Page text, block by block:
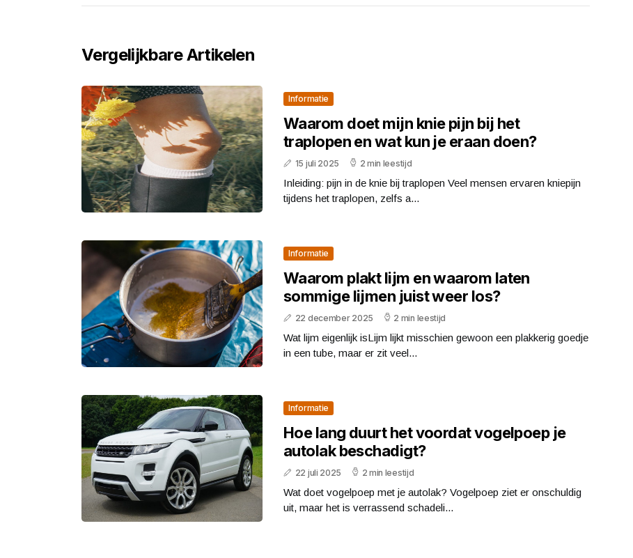
Vergelijkbare Artikelen
Informatie
Waarom doet mijn knie pijn bij het
traplopen en wat kun je eraan doen?
15 juli 2025 2 min leestijd
Inleiding: pijn in de knie bij traplopen Veel mensen ervaren kniepijn
tijdens het traplopen, zelfs a...
Informatie
Waarom plakt lijm en waarom laten
sommige lijmen juist weer los?
22 december 2025 2 min leestijd
Wat lijm eigenlijk isLijm lijkt misschien gewoon een plakkerig goedje
in een tube, maar er zit veel...
Informatie
Hoe lang duurt het voordat vogelpoep je
autolak beschadigt?
22 juli 2025 2 min leestijd
Wat doet vogelpoep met je autolak? Vogelpoep ziet er onschuldig
uit, maar het is verrassend schadeli...